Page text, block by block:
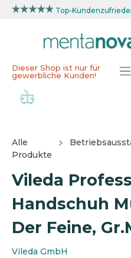
Top-
Dieser Shop ist nur für
gewerbliche Kunden!
Alle
Produkte
Vileda
Handschuh
Der Feine,
Vileda GmbH